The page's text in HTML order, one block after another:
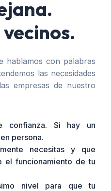
hablamos con palabras
las necesidades
empresas de nuestro
confianza. Si hay un
persona.
necesitas y que
el funcionamiento de tu
nivel para que tu